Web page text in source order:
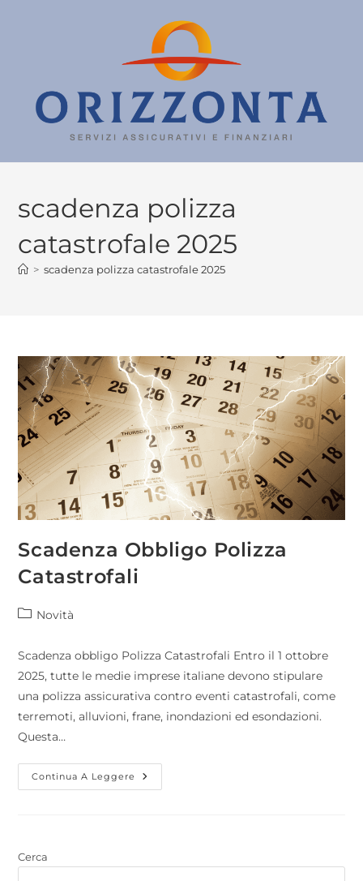
scadenza polizza
catastrofale 2025
> scadenza polizza catastrofale 2025
Scadenza Obbligo Polizza
Catastrofali
Novità
Scadenza obbligo Polizza Catastrofali Entro il 1 ottobre
2025, tutte le medie imprese italiane devono stipulare
una polizza assicurativa contro eventi catastrofali, come
terremoti, alluvioni, frane, inondazioni ed esondazioni.
Questa…
Continua A Leggere
Cerca